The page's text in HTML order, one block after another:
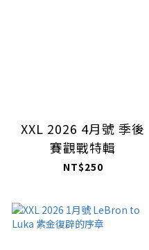
XXL 2026 4月號 季後
賽觀戰特輯
NT$250